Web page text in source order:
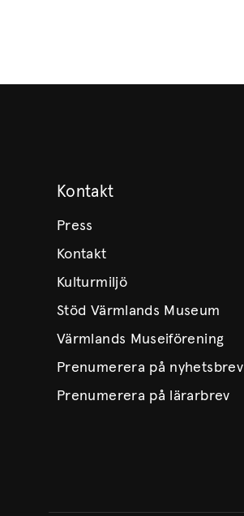
Kontakt
Press
Kontakt
Kulturmiljö
Stöd Värmlands Museum
Värmlands Museiförening
Prenumerera på nyhetsbrev
Prenumerera på lärarbrev